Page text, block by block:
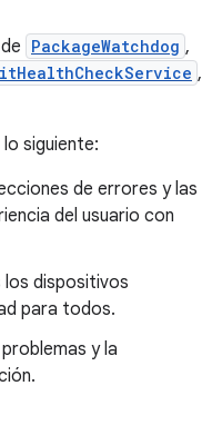
PackageWatchdog ,
,
siguiente:
de errores y las
del usuario con
dispositivos
para todos.
y la